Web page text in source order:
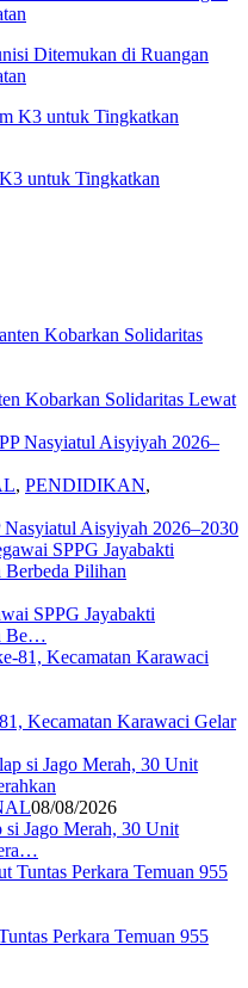
Ditemukan di Ruangan
untuk Tingkatkan
Kobarkan Solidaritas Lewat
, PENDIDIKAN,
Aisyiyah 2026–2030
SPPG Jayabakti
Be…
Kecamatan Karawaci Gelar
08/08/2026
Jago Merah, 30 Unit
Perkara Temuan 955